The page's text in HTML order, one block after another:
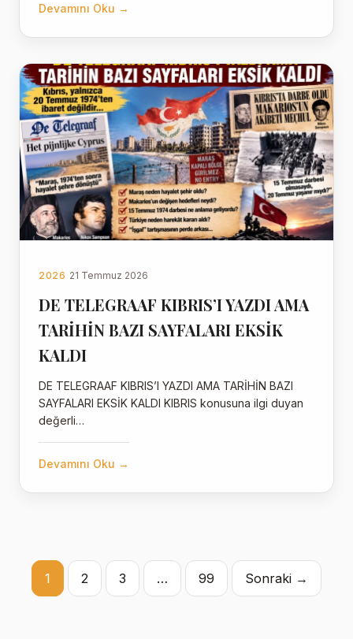
Devamını Oku →
2026 21 Temmuz 2026
DE TELEGRAAF KIBRIS’I YAZDI AMA
TARİHİN BAZI SAYFALARI EKSİK
KALDI
DE TELEGRAAF KIBRIS’I YAZDI AMA TARİHİN BAZI
SAYFALARI EKSİK KALDI KIBRIS konusuna ilgi duyan
değerli…
Devamını Oku →
Yazı
1 2 3 … 99 Sonraki →